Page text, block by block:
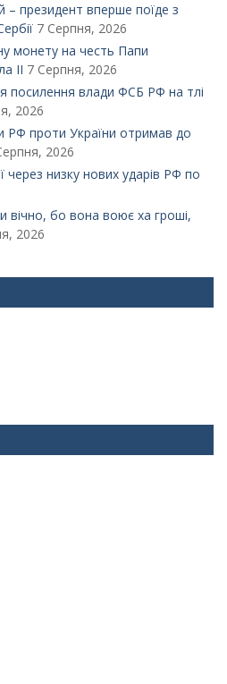
– президент вперше поїде з
7 Серпня, 2026
монету на честь Папи
ІІ 7 Серпня, 2026
посилення влади ФСБ РФ на тлі
2026
РФ проти України отримав до
2026
через низку нових ударів РФ по
вічно, бо вона воює ха гроші,
2026